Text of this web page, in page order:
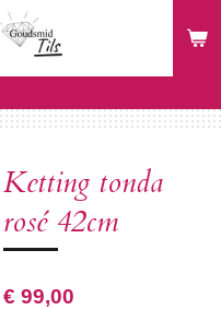
Ketting tonda
rosé 42cm
€ 99,00